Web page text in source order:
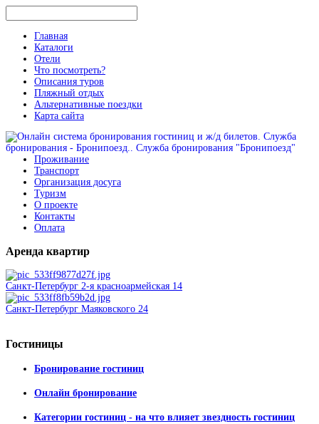
Главная
Каталоги
Отели
Что посмотреть?
Описания туров
Пляжный отдых
Альтернативные поездки
Карта сайта
Проживание
Транспорт
Организация досуга
Туризм
О проекте
Контакты
Оплата
Аренда квартир
Санкт-Петербург 2-я красноармейская 14
Санкт-Петербург Маяковского 24
Гостиницы
Бронирование гостиниц
Онлайн бронирование
Категории гостиниц - на что влияет звездность гостиниц